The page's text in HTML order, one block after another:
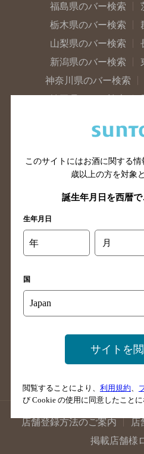
福島県のバー検索
栃木県のバー検索
山梨県のバー検索
新潟県のバー検索
神奈川県のバー検索
岐阜県のバー検索
石川県のバー検索
大阪府のバー検索
兵庫県のバー検索
広島県のバー検索
山口県のバー検索
高知県のバー検索
大分県のバー検索
店舗登録方法のご案内
店
掲載店舗様
このサイトにはお酒に関する情
歳以上の方を対象
誕生年月日を西暦で
生年月日
年 月
国
サイトを
閲覧することにより、 利用規約
び Cookie の使用に同意したことに